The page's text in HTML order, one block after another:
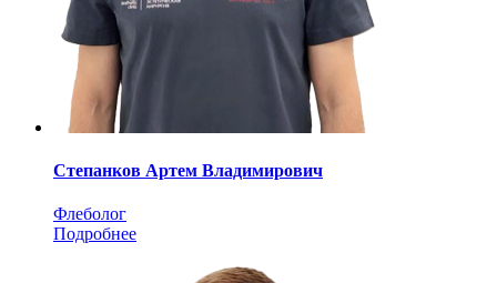
Степанков Артем Владимирович
Флеболог
Подробнее